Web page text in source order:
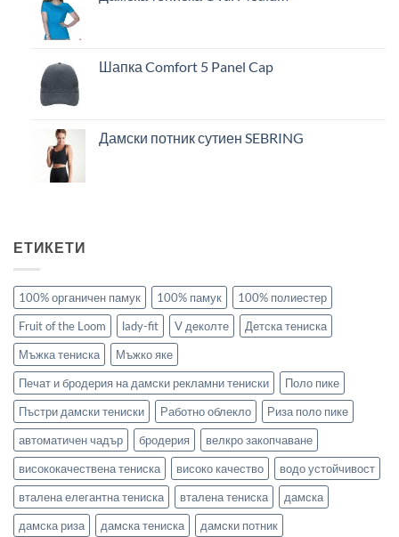
Шапка Comfort 5 Panel Cap
Дамски потник сутиен SEBRING
ЕТИКЕТИ
100% органичен памук 100% памук
100% полиестер
Fruit of the Loom
lady-fit V деколте
Детска тениска
Мъжка тениска
Мъжко яке
Печат и бродерия на дамски рекламни тениски
Поло пике
Пъстри дамски тениски
Работно облекло
Риза поло пике
автоматичен чадър
бродерия
велкро закопчаване
висококачествена тениска
високо качество
водо устойчивост
вталена елегантна тениска
вталена тениска
дамска
дамска риза
дамска тениска дамски потник